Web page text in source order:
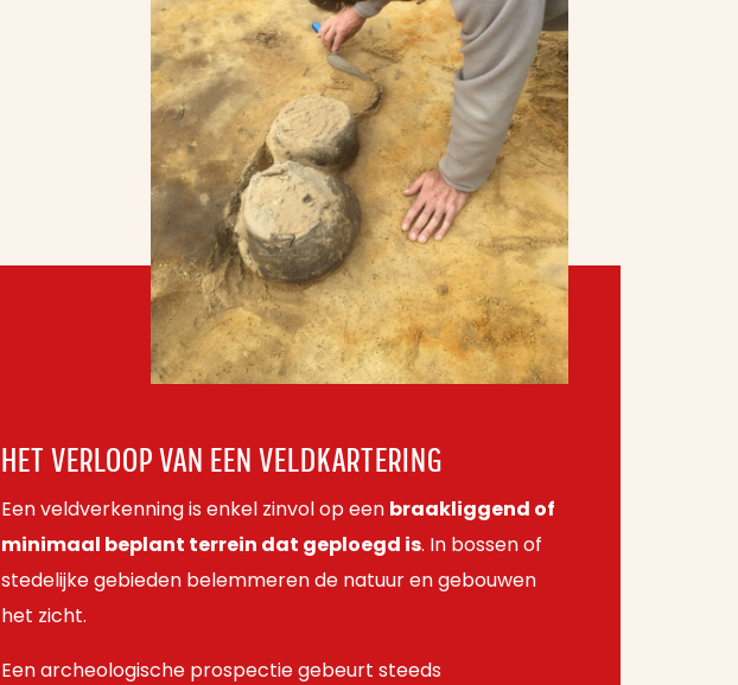
HET VERLOOP VAN EEN VELDKARTERING
Een veldverkenning is enkel zinvol op een braakliggend of
minimaal beplant terrein dat geploegd is. In bossen of
stedelijke gebieden belemmeren de natuur en gebouwen
het zicht.
Een archeologische prospectie gebeurt steeds